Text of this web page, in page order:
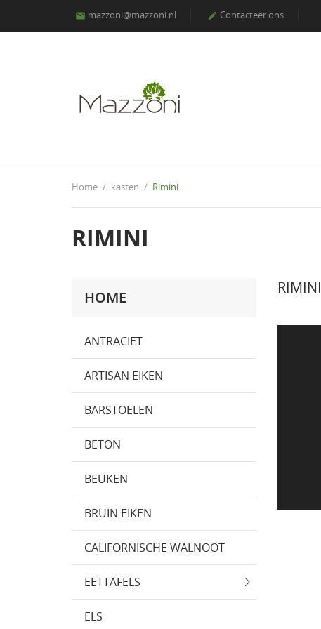
 mazzoni@mazzoni.nl  Contacteer ons
Home kasten Rimini
RIMINI
HOME
ANTRACIET
ARTISAN EIKEN
BARSTOELEN
BETON
BEUKEN
BRUIN EIKEN
CALIFORNISCHE WALNOOT
EETTAFELS
ELS
RIMINI